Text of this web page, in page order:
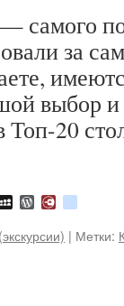
самого
за
выбор
Топ-20
MySpaceWordPress
Diary.Ru
| Метки: